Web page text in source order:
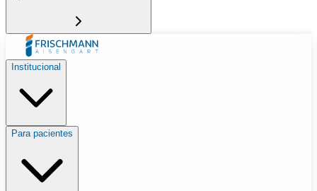
Institucional
Para pacientes